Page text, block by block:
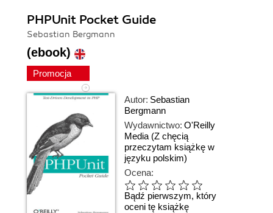
PHPUnit Pocket Guide
Sebastian Bergmann
(ebook)
Promocja
Autor: Sebastian
Bergmann
Wydawnictwo: O'Reilly
Media (Z chęcią
przeczytam książkę w
języku polskim)
Ocena:
Bądź pierwszym, który
oceni tę książkę